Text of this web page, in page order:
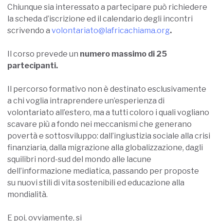
Chiunque sia interessato a partecipare può richiedere
la scheda d’iscrizione ed il calendario degli incontri
scrivendo a volontariato@lafricachiama.org.
Il corso prevede un numero massimo di 25
partecipanti.
Il percorso formativo non è destinato esclusivamente
a chi voglia intraprendere un’esperienza di
volontariato all’estero, ma a tutti coloro i quali vogliano
scavare più a fondo nei meccanismi che generano
povertà e sottosviluppo: dall’ingiustizia sociale alla crisi
finanziaria, dalla migrazione alla globalizzazione, dagli
squilibri nord-sud del mondo alle lacune
dell’informazione mediatica, passando per proposte
su nuovi stili di vita sostenibili ed educazione alla
mondialità.
E poi, ovviamente, si parla di Africa, dei progetti de